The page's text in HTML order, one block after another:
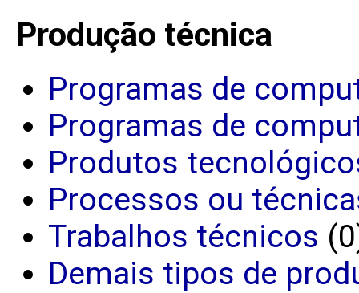
Produção técnica
Programas de
Programas de
Produtos
Processos ou
Trabalhos técnicos
Demais tipos de